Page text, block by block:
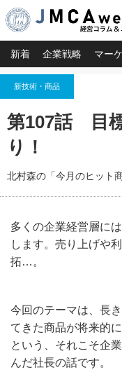
新着 企業戦略 マー
新技術・商品
第107話 目
り！
北村森の「今月のヒット商
多くの企業経営層に
します。売り上げや
拓…。
今回のテーマは、長
てきた商品が将来的
という、それこそ企
んだ社長の話です。